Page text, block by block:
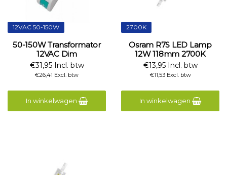
12VAC 50-150W
50-150W Transformator
12VAC Dim
€31,95 Incl. btw
€26,41 Excl. btw
In winkelwagen
2700K
Osram R7S LED Lamp
12W 118mm 2700K
€13,95 Incl. btw
€11,53 Excl. btw
In winkelwagen